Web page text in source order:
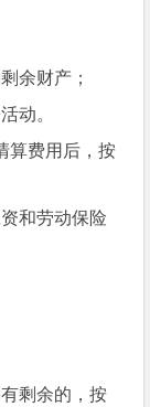
余财产；
动。
算费用后，按
和劳动保险
剩余的，按